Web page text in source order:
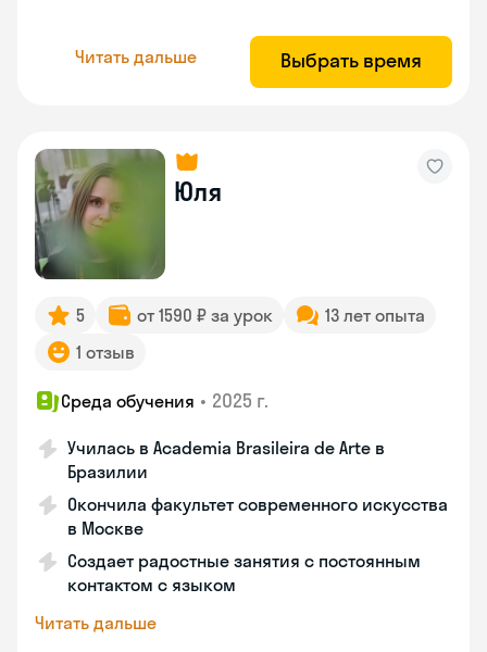
Читать дальше Выбрать время
Юля
5 от 1590 ₽ за урок
13 лет опыта
1 отзыв
Среда обучения • 2025 г.
Училась в Academia Brasileira de Arte в
Бразилии
Окончила факультет современного искусства
в Москве
Создает радостные занятия с постоянным
контактом с языком
Читать дальше